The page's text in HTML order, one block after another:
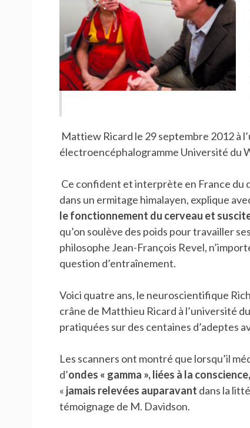
Mattiew Ricard le 29 septembre 2012 à
électroencéphalogramme Université du
Ce confident et interprète en France du
dans un ermitage himalayen, explique
le fonctionnement du cerveau et
qu’on soulève des poids pour travailler
philosophe Jean-François Revel,
question d’entraînement.
Voici quatre ans, le neuroscientifique
crâne de Matthieu Ricard à l’université
pratiquées sur des centaines d’adeptes
Les scanners ont montré que lorsqu’il
d’ondes « gamma », liées à la
« jamais relevées auparavant dans la
témoignage de M. Davidson.